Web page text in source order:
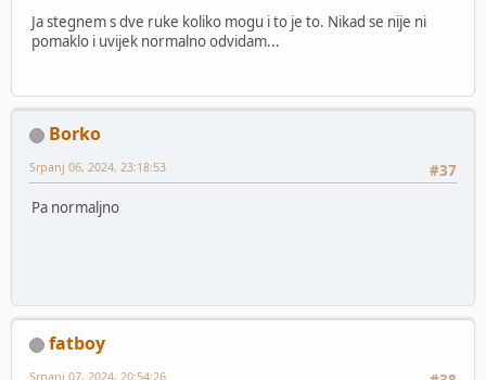
Ja stegnem s dve ruke koliko mogu i to je to. Nikad se nije ni
pomaklo i uvijek normalno odvidam...
Borko
#37
Srpanj 06, 2024, 23:18:53
Pa normaljno
fatboy
Srpanj 07, 2024, 20:54:26